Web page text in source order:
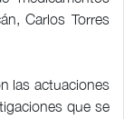
Carlos Torres
las actuaciones
que se